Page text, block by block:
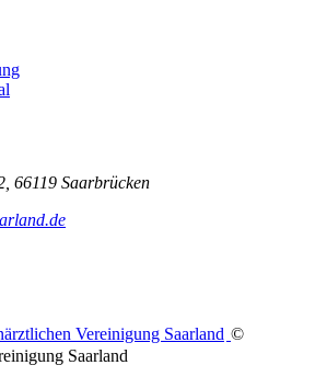
66119 Saarbrücken
©
Saarland